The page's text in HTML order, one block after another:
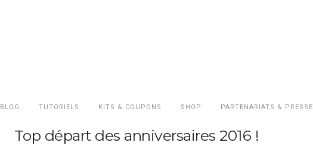
BLOG TUTORIELS KITS & COUPONS SHOP PARTENARIATS & PRESSE
Top départ des anniversaires 2016 !